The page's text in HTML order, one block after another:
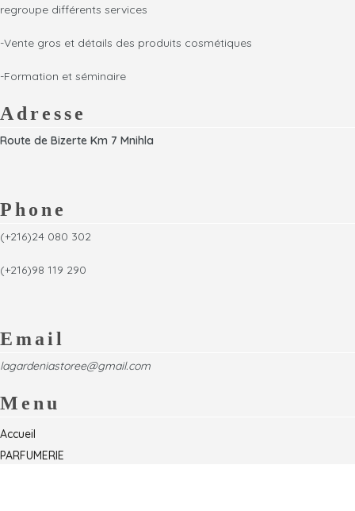
regroupe différents services
-Vente gros et détails des produits cosmétiques
-Formation et séminaire
Adresse
Route de Bizerte Km 7 Mnihla
Phone
(+216)24 080 302
(+216)98 119 290
Email
lagardeniastoree@gmail.com
Menu
Accueil
PARFUMERIE